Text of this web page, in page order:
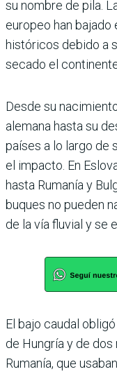
su nombre de pila.
europeo han bajado
históricos debido a
secado el
Desde su
alemana hasta su
países a lo largo de
el impacto. En
hasta Rumanía y
buques no pueden
de la vía fluvial y se
El bajo caudal
de Hungría y de
Rumanía, que